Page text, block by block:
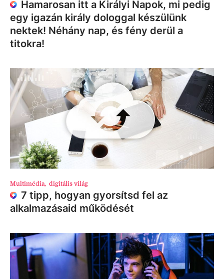
Hamarosan itt a Királyi Napok, mi pedig
egy igazán király dologgal készülünk
nektek! Néhány nap, és fény derül a
titokra!
Multimédia, digitális világ
7 tipp, hogyan gyorsítsd fel az
alkalmazásaid működését